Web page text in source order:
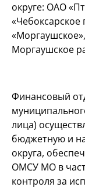
округе: ОАО
Моргаушское
Финансовый
лица)
бюджетную и
округа,
ОМСУ МО в
контроля за